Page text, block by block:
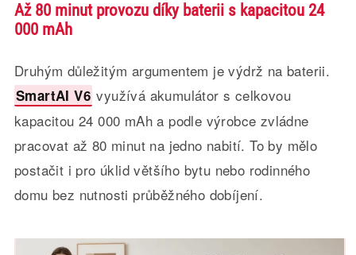
Až 80 minut provozu díky baterii s kapacitou 24
000 mAh
Druhým důležitým argumentem je výdrž na baterii.
SmartAI V6 využívá akumulátor s celkovou
kapacitou 24 000 mAh a podle výrobce zvládne
pracovat až 80 minut na jedno nabití. To by mělo
postačit i pro úklid většího bytu nebo rodinného
domu bez nutnosti průběžného dobíjení.